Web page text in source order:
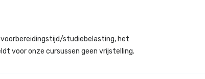
studiebelasting, het
voor onze cursussen geen vrijstelling.